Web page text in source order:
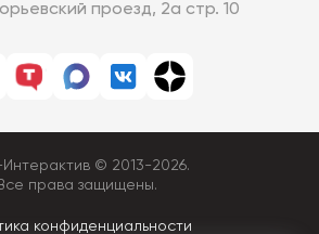
проезд, 2а стр. 10
Интерактив © 2013-2026.
права защищены.
конфиденциальности